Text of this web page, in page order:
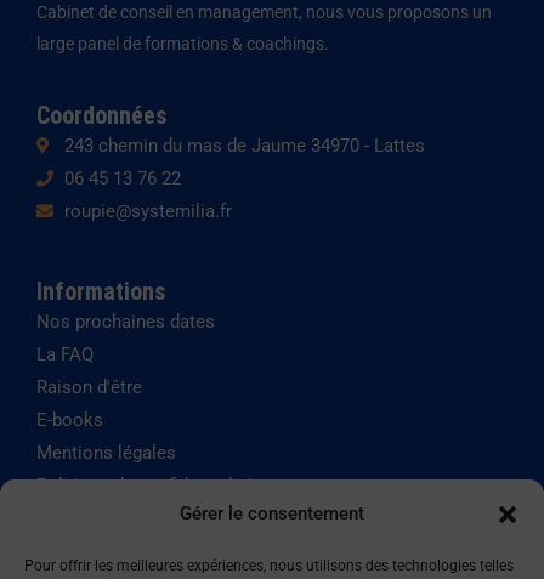
Gérer le consentement
Pour offrir les meilleures expériences, nous utilisons des technologies telles
Cabinet de conseil en management, nous vous proposons un
large panel de formations & coachings.
Coordonnées
243 chemin du mas de Jaume 34970 - Lattes
06 45 13 76 22
roupie@systemilia.fr
Informations
Nos prochaines dates
La FAQ
Raison d'être
E-books
Mentions légales
Politique de confidentialité
Politique de cookies